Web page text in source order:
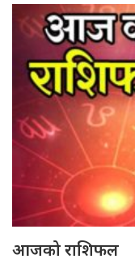
आजको राशिफल